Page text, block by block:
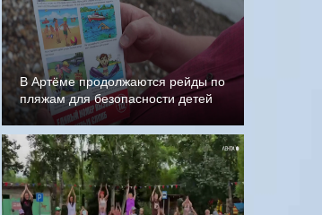
В Артёме продолжаются рейды по
пляжам для безопасности детей